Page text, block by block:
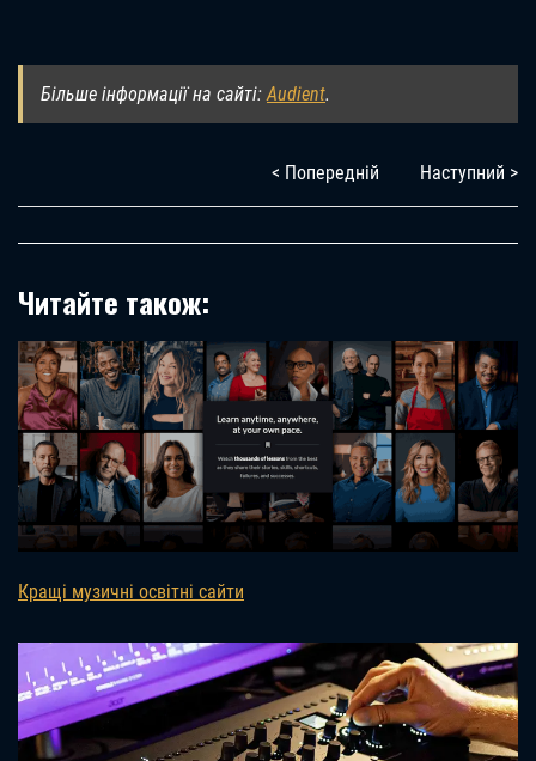
Більше інформації на сайті:Audient.
< Попередній Наступний >
Читайте також:
Кращі музичні освітні сайти